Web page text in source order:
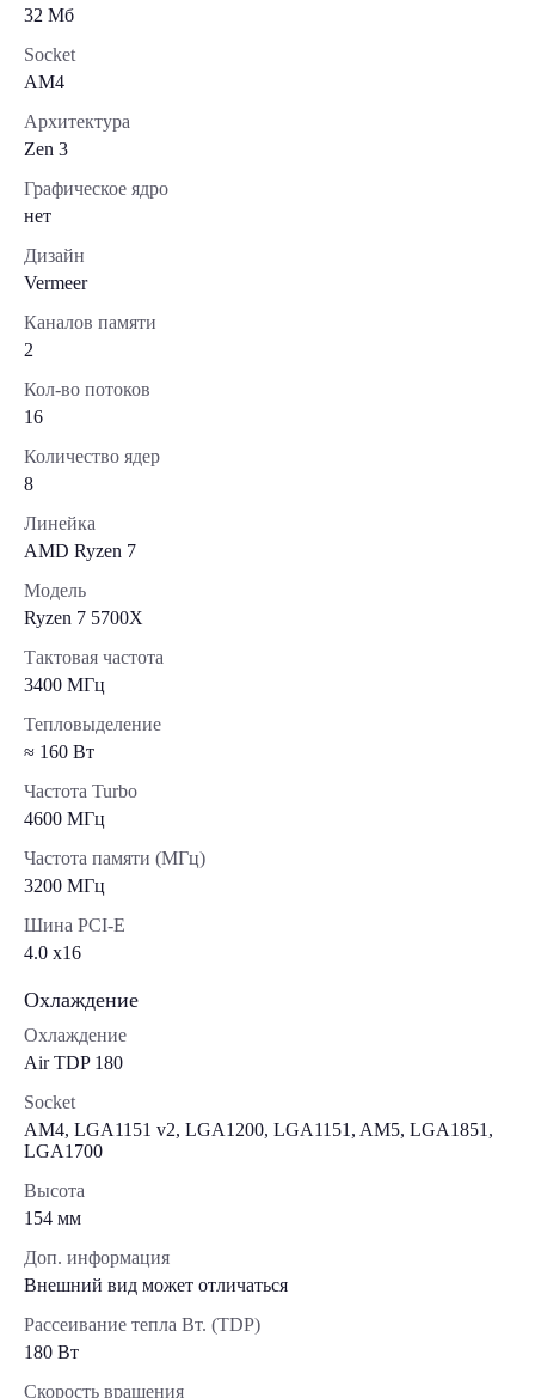
32 Мб
Socket
AM4
Архитектура
Zen 3
Графическое ядро
нет
Дизайн
Vermeer
Каналов памяти
2
Кол-во потоков
16
Количество ядер
8
Линейка
AMD Ryzen 7
Модель
Ryzen 7 5700X
Тактовая частота
3400 МГц
Тепловыделение
≈ 160 Вт
Частота Turbo
4600 МГц
Частота памяти (МГц)
3200 МГц
Шина PCI-E
4.0 x16
Охлаждение
Охлаждение
Air TDP 180
Socket
AM4, LGA1151 v2, LGA1200, LGA1151, AM5, LGA1851,
LGA1700
Высота
154 мм
Доп. информация
Внешний вид может отличаться
Рассеивание тепла Вт. (TDP)
180 Вт
Скорость вращения